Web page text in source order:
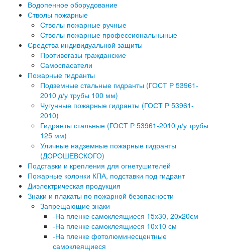
Водопенное оборудование
Стволы пожарные
Стволы пожарные ручные
Стволы пожарные профессиональныные
Средства индивидуальной защиты
Противогазы гражданские
Самоспасатели
Пожарные гидранты
Подземные стальные гидранты (ГОСТ Р 53961-
2010 д/у трубы 100 мм)
Чугунные пожарные гидранты (ГОСТ Р 53961-
2010)
Гидранты стальные (ГОСТ Р 53961-2010 д/у трубы
125 мм)
Уличные надземные пожарные гидранты
(ДОРОШЕВСКОГО)
Подставки и крепления для огнетушителей
Пожарные колонки КПА, подставки под гидрант
Диэлектрическая продукция
Знаки и плакаты по пожарной безопасности
Запрещающие знаки
-На пленке самоклеящиеся 15х30, 20х20см
-На пленке самоклеящиеся 10х10 см
-На пленке фотолюминесцентные
самоклеящиеся